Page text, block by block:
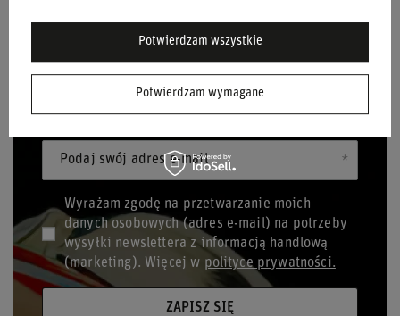
NEWSLETTER
Bądź na bieżąco i zapisz się do naszego
newslettera!
Podaj swój adres e-mail
Wyrażam zgodę na przetwarzanie moich
danych osobowych (adres e-mail) na potrzeby
wysyłki newslettera z informacją handlową
(marketing). Więcej w polityce prywatności.
ZAPISZ SIĘ
Potwierdzam wymagane
Potwierdzam wszystkie